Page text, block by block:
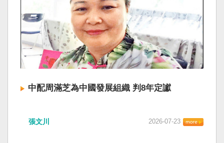
中配周滿芝為中國發展組織 判8年定讞
張文川 2026-07-23